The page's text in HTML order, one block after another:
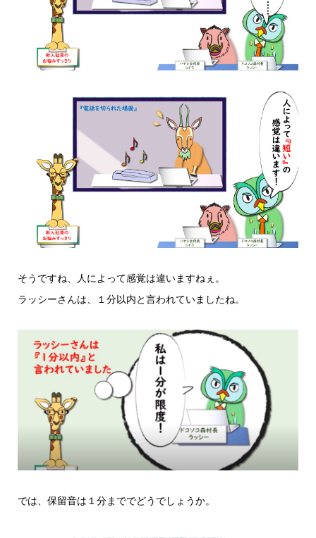
そうですね、人によって感覚は違いますねぇ。
ラッシーさんは、１分以内と言われていましたね。
では、保留音は１分まででどうでしょうか。